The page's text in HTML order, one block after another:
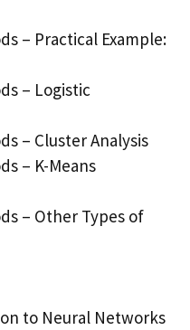
– Practical Example:
– Logistic
– Cluster Analysis
– K-Means
– Other Types of
to Neural Networks